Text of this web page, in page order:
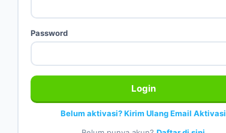
Password
Login
Belum aktivasi? Kirim Ulang Email Aktivasi